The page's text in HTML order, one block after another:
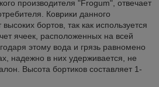
производителя "Frogum", отвечает
Коврики данного
бортов, так как используется
ячеек, расположенных на всей
этому вода и грязь равномено
надежно в них удерживается, не
Высота бортиков составляет 1-